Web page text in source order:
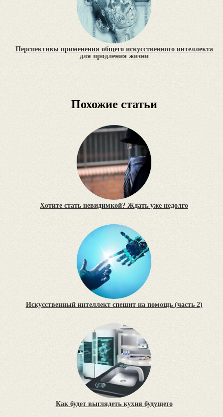
Перспективы применения общего искусственного интеллекта
для продления жизни
Похожие статьи
Хотите стать невидимкой? Ждать уже недолго
Искусственный интеллект спешит на помощь (часть 2)
Как будет выглядеть кухня будущего